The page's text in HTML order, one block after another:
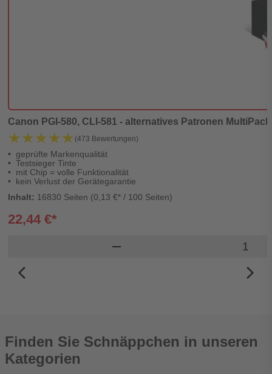
Canon PGI-580, CLI-581 - alternatives Patronen
★★★★★
★★★★★ (473 Bewertungen)
geprüfte Markenqualität
Testsieger Tinte
mit Chip = volle Funktionalität
kein Verlust der Gerätegarantie
Inhalt: 16830 Seiten (0,13 €* / 100 Seiten)
22,44 €*
remove
arrow_back_ios_new arrow_forward_ios
Finden Sie Schnäppchen in unseren
Kategorien